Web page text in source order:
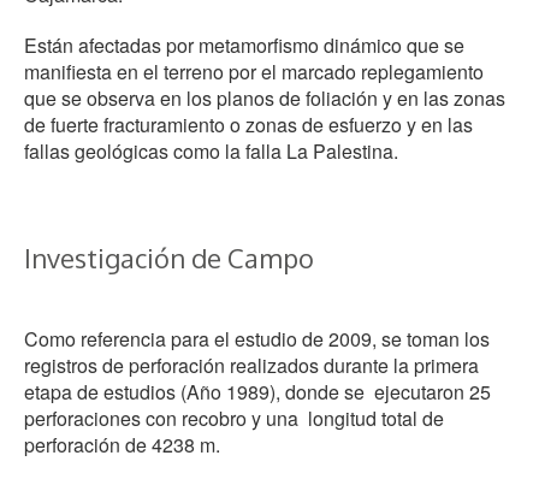
Están afectadas por metamorfismo dinámico que se
manifiesta en el terreno por el marcado replegamiento
que se observa en los planos de foliación y en las zonas
de fuerte fracturamiento o zonas de esfuerzo y en las
fallas geológicas como la falla La Palestina.
Investigación de Campo
Como referencia para el estudio de 2009, se toman los
registros de perforación realizados durante la primera
etapa de estudios (Año 1989), donde se ejecutaron 25
perforaciones con recobro y una longitud total de
perforación de 4238 m.